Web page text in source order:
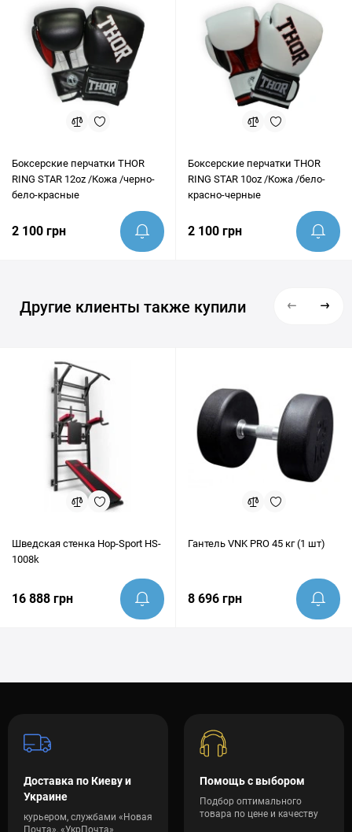
Боксерские перчатки THOR
RING STAR 12oz /Кожа /черно-
бело-красные
2 100 грн
Боксерские перчатки THOR
RING STAR 10oz /Кожа /бело-
красно-черные
2 100 грн
Другие клиенты также купили
Шведская стенка Hop-Sport HS-
1008k
16 888 грн
Гантель VNK PRO 45 кг (1 шт)
8 696 грн
Доставка по Киеву и
Украине
курьером, службами «Новая
Почта», «УкрПочта»
Помощь с выбором
Подбор оптимального
товара по цене и качеству